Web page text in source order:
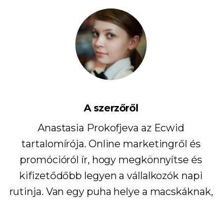
A szerzőről
Anastasia Prokofjeva az Ecwid
tartalomírója. Online marketingről és
promócióról ír, hogy megkönnyítse és
kifizetődőbb legyen a vállalkozók napi
rutinja. Van egy puha helye a macskáknak,